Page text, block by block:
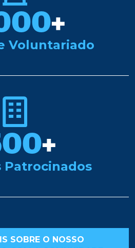
+
Voluntariado
+
Patrocinados
SOBRE O NOSSO